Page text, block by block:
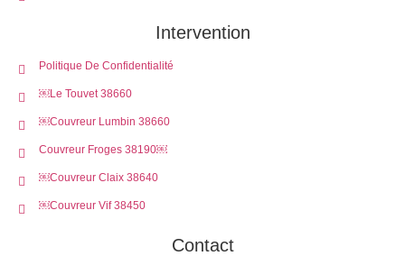
Intervention
Politique De Confidentialité
￼Le Touvet 38660
￼Couvreur Lumbin 38660
Couvreur Froges 38190￼
￼Couvreur Claix 38640
￼Couvreur Vif 38450
Contact